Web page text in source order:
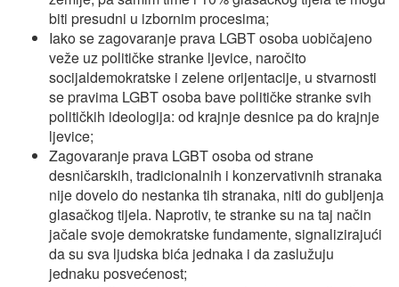
biti presudni u izbornim procesima;
Iako se zagovaranje prava LGBT osoba uobičajeno
veže uz političke stranke ljevice, naročito
socijaldemokratske i zelene orijentacije, u stvarnosti
se pravima LGBT osoba bave političke stranke svih
političkih ideologija: od krajnje desnice pa do krajnje
ljevice;
Zagovaranje prava LGBT osoba od strane
desničarskih, tradicionalnih i konzervativnih stranaka
nije dovelo do nestanka tih stranaka, niti do gubljenja
glasačkog tijela. Naprotiv, te stranke su na taj način
jačale svoje demokratske fundamente, signalizirajući
da su sva ljudska bića jednaka i da zaslužuju
jednaku posvećenost;